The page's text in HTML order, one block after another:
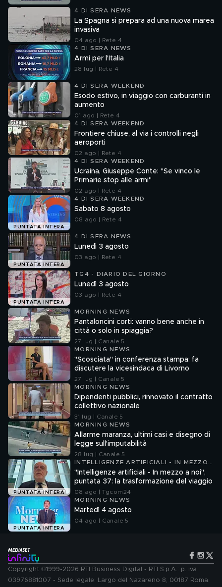
4 DI SERA NEWS
La Spagna si prepara ad una nuova marea
invasiva
04 ago | Rete 4
4 DI SERA NEWS
Armi per l'Italia
28 lug | Rete 4
4 DI SERA WEEKEND
Esodo estivo, in viaggio con carburanti in
aumento
01 ago | Rete 4
4 DI SERA WEEKEND
Frontiere chiuse, al via i controlli negli
aeroporti
02 ago | Rete 4
4 DI SERA WEEKEND
Ucraina, Giuseppe Conte: "Se vinco le
Primarie stop alle armi"
02 ago | Rete 4
PUNTATA INTERA
4 DI SERA WEEKEND
Sabato 8 agosto
08 ago | Rete 4
PUNTATA INTERA
4 DI SERA NEWS
Lunedì 3 agosto
03 ago | Rete 4
PUNTATA INTERA
TG4 - DIARIO DEL GIORNO
Lunedì 3 agosto
03 ago | Rete 4
MORNING NEWS
Pantaloncini corti: vanno bene anche in
città o solo in spiaggia?
27 lug | Canale 5
MORNING NEWS
"Scosciata" in conferenza stampa: fa
discutere la vicesindaca di Livorno
27 lug | Canale 5
MORNING NEWS
Dipendenti pubblici, rinnovato il contratto
collettivo nazionale
31 lug | Canale 5
MORNING NEWS
Allarme maranza, ultimi casi e disegno di
legge sull'imputabilità
28 lug | Canale 5
PUNTATA INTERA
INTELLIGENZE ARTIFICIALI - IN MEZZO
A NOI
"Intelligenze artificiali - In mezzo a noi",
puntata 37: la trasformazione del viaggio
08 ago | Tgcom24
PUNTATA INTERA
MORNING NEWS
Martedì 4 agosto
04 ago | Canale 5
Copyright ©1999-2026 RTI Business Digital - RTI S.p.A.: p. iva
03976881007 - Sede legale: Largo del Nazareno 8, 00187 Roma.